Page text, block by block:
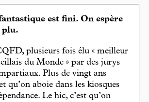
est fini. On espère
plu.
plusieurs fois élu « meilleur
du Monde » par des jurys
Plus de vingt ans
qu’on aboie dans les kiosques
Le hic, c’est qu’on